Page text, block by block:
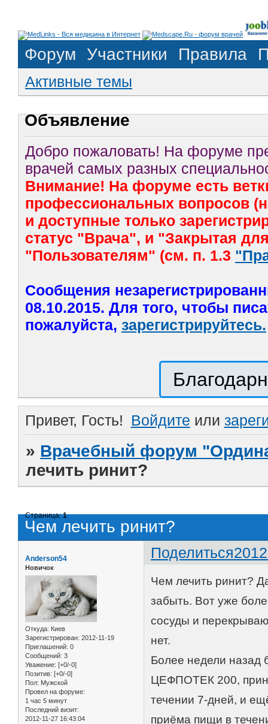
Форум Участники Правила
Активные темы
Объявление
Добро пожаловать! На форуме
врачей самых разных
Внимание! На форуме есть
профессиональных вопросов
и доступные только
статус "Врача", и "Закрытая
"Пользователям" (см. п. 1.3
Сообщения
08.10.2015. Для того, чтобы
пожалуйста, зарегистрируйтесь.
Привет, Гость! Войдите или
» Врачебный форум
лечить ринит?
Чем лечить ринит?
Страница:1
Поделиться
Anderson54
Новичок
Откуда: Киев
Зарегистрирован: 2012-11-19
Приглашений: 0
Сообщений: 3
Уважение: [+0/-0]
Позитив: [+0/-0]
Пол: Мужской
Провел на форуме:
1 час 5 минут
Последний визит:
2012-11-27 16:43:04
Чем лечить ринит?
забыть. Вот уже
сосуды и
нет.
Более недели назад
ЦЕФПОТЕК 200,
течении 7-дней, и
приёма пищи в